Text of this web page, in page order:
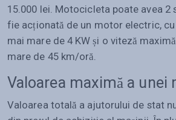
15.000 lei. Motocicleta poate avea 2
fie acționată de un motor electric,
mai mare de 4 KW și o viteză
mare de 45 km/oră.
Valoarea maximă a unei
Valoarea totală a ajutorului de stat